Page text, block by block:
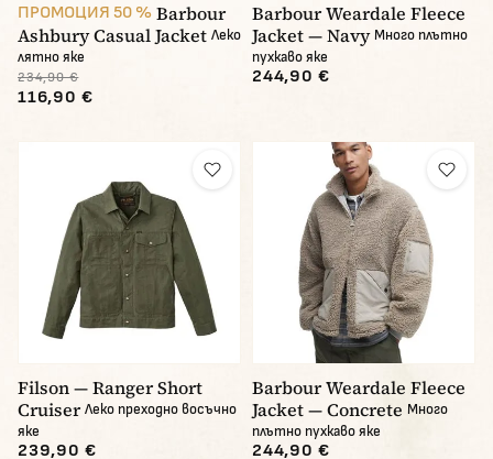
ПРОМОЦИЯ 50 % Barbour
Ashbury Casual Jacket Леко
лятно яке
234,90 €
116,90 €
Barbour Weardale Fleece
Jacket — Navy Много плътно
пухкаво яке
244,90 €
Filson — Ranger Short
Cruiser Леко преходно восъчно
яке
239,90 €
Barbour Weardale Fleece
Jacket — Concrete Много
плътно пухкаво яке
244,90 €